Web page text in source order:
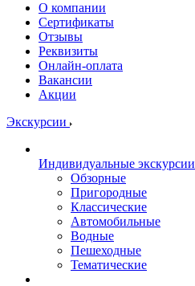
О компании
Сертификаты
Отзывы
Реквизиты
Онлайн-оплата
Вакансии
Акции
Экскурсии
Индивидуальные экскурсии
Обзорные
Пригородные
Классические
Автомобильные
Водные
Пешеходные
Тематические